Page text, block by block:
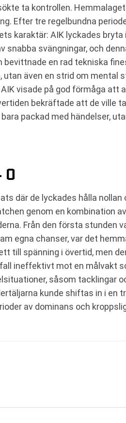
ta kontrollen.
Efter tre regelbundna
karaktär: AIK lyckades
snabba svängningar, och
en rad tekniska
även en strid om
visade på god förmåga
bekräftade att de ville
packad med händelser,
0
där de lyckades hålla
genom en kombination
Från den första
egna chanser, var det
till spänning i övertid, men
ineffektivt mot en målvakt
såsom tacklingar
kunde shiftas in i en
av dominans och